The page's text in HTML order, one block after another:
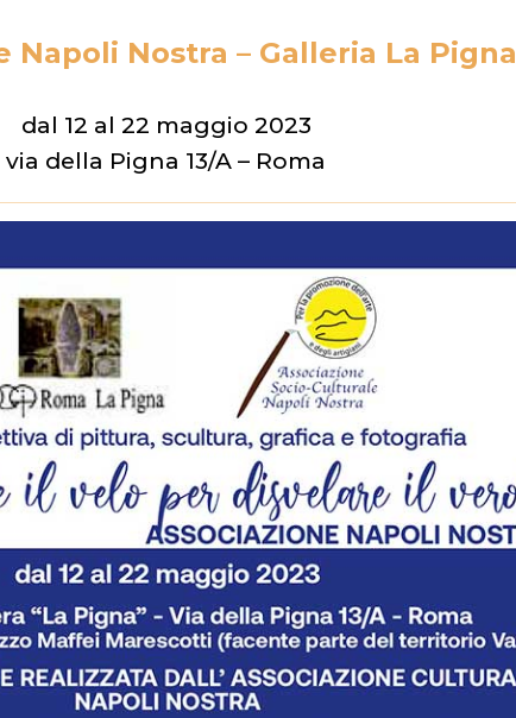
Napoli Nostra – Galleria La Pigna
dal 12 al 22 maggio 2023
via della Pigna 13/A – Roma